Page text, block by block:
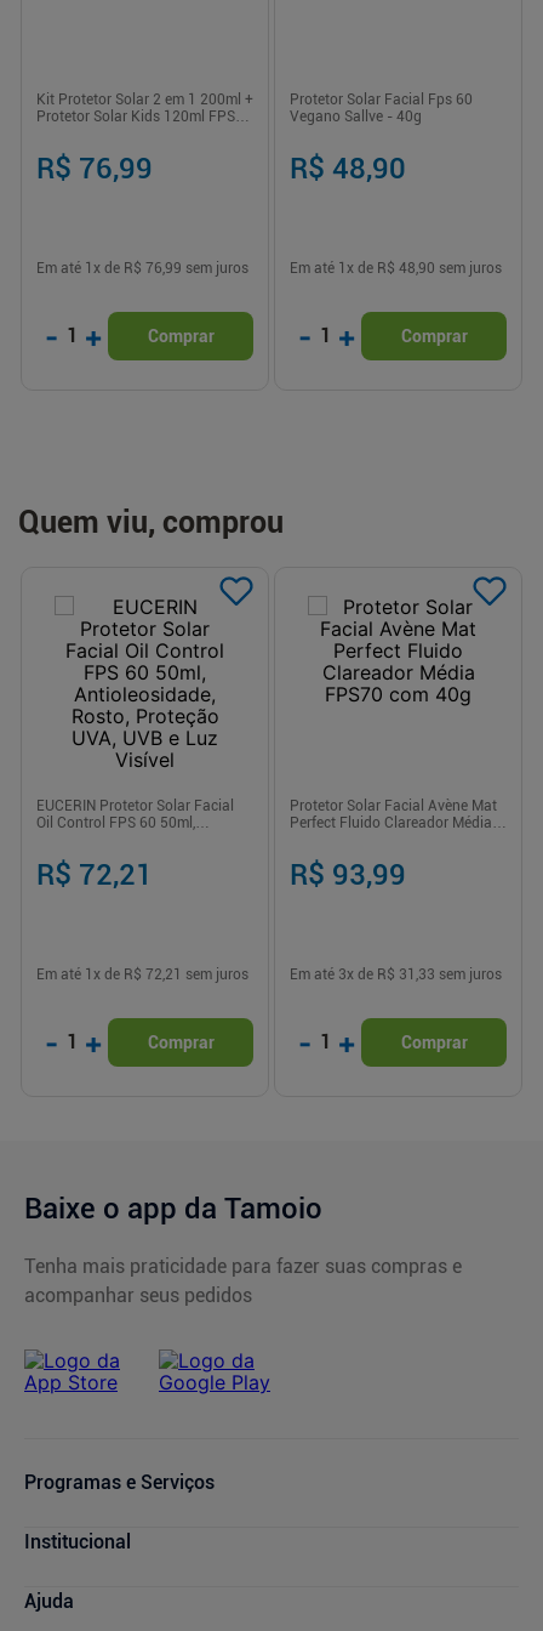
Kit Protetor Solar 2 em 1 200ml +
Protetor Solar Kids 120ml FPS
R$ 76,99
Em até 1 x de R$ 76,99 sem juros
- 1 + Comprar
Protetor Solar Facial Fps 60
Vegano Sallve - 40g
R$ 48,90
Em até 1 x de R$ 48,90 sem juros
- 1 + Comprar
Quem viu, comprou
EUCERIN Protetor Solar Facial
Oil Control FPS 60 50ml,
UVA, UVB e Luz Visível
R$ 72,21
Em até 1 x de R$ 72,21 sem juros
- 1 + Comprar
Protetor Solar Facial Avène Mat
Perfect Fluido Clareador Média
R$ 93,99
Em até 3x de R$ 31,33 sem juros
- 1 + Comprar
Baixe o app da Tamoio
Tenha mais praticidade para fazer suas compras e
acompanhar seus pedidos
Programas e Serviços
Serviços Farmacêuticos
Cupons de Desconto
Institucional
Nossas Lojas
Ajuda